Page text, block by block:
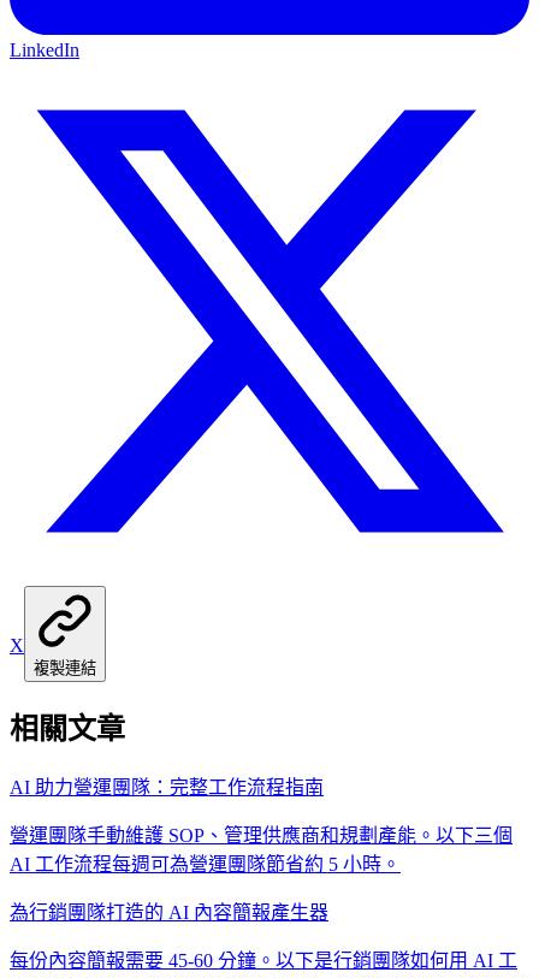
LinkedIn
X
複製連結
相關文章
AI 助力營運團隊：完整工作流程指南
營運團隊手動維護 SOP、管理供應商和規劃產能。以下三個
AI 工作流程每週可為營運團隊節省約 5 小時。
為行銷團隊打造的 AI 內容簡報產生器
每份內容簡報需要 45-60 分鐘。以下是行銷團隊如何用 AI 工